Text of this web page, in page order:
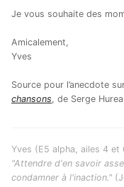
Je vous souhaite des
Amicalement,
Yves
Source pour l’anecdote
chansons, de Serge
Yves (E5 alpha, ailes 4 et
"Attendre d'en savoir
condamner à l'inaction."